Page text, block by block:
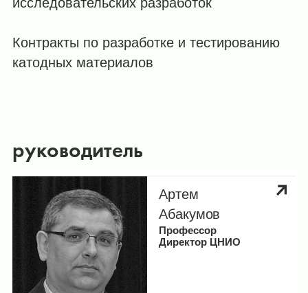
Контракты по разработке и тестированию
катодных материалов
руководитель
Артем
Абакумов
Профессор
Директор ЦНИО